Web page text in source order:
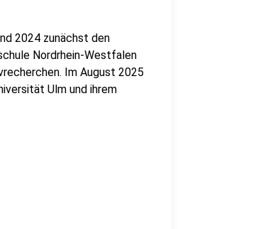
2024 zunächst den
Nordrhein-Westfalen
Im August 2025
Ulm und ihrem